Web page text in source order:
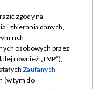
zgody na
i zbierania danych,
i ich
osobowych przez
również „TVP”),
Zaufanych
(w tym do